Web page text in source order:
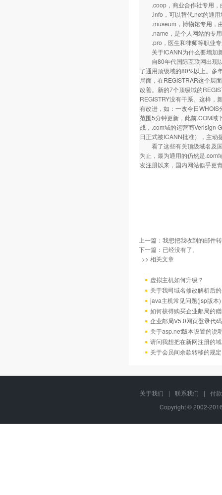
.coop，商业合作社专用，
.info，可以替代.net的通用
.museum，博物馆专用，
.name，是个人网站的专用
.pro，医生和律师等职业专
关于ICANN为什么要增加
自80年代国际互联网出现以
了通用顶级域的80%以上。多
局面，在REGISTRAR这个层
改善。新的7个顶级域的
REGISTRY没有干系。这样，
有改进，如：一改今日
范围5分钟更新，此前.COM域
战，.com域的运营商Verisign
日正式被ICANN批准），主动
看了这些有关顶级域名及国
为止，最为通用的仍然是.com
发注册以来，国内网站似乎
上一篇： 我想把我收到的邮件
下一篇：已经没有了。
>> 相关文章
虚拟主机如何升级？
关于我司域名修改解析后
java主机常见问题(jsp版本)
如何获得购买企业邮局的
企业邮局V5.0网页登录代码
关于asp.net版本设置的说
请问我想把在新网注册的
关于会员间余款转移的规定
关于我们 | 联系我们 |
付
Copyright © 2002-